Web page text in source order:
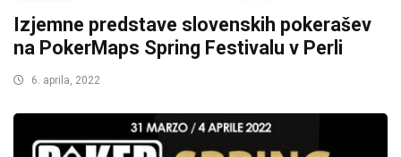
Izjemne predstave slovenskih pokerašev
na PokerMaps Spring Festivalu v Perli
6. aprila, 2022